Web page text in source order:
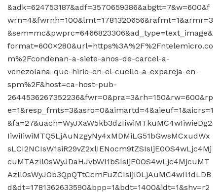
&adk=624753187&adf=3570659386&abgtt=7&w=600&f
wrn=4&fwrnh=100&lmt=1781320656&rafmt=1&armr=3
&sem=mc&pwprc=6466823306&ad_type=text_image&
format=600×280&url=https%3A%2F%2Fntelemicro.co
m%2Fcondenan-a-siete-anos-de-carcel-a-
venezolana-que-hirio-en-el-cuello-a-expareja-en-
spm%2F&host=ca-host-pub-
2644536267352236&fwr=0&pra=3&rh=150&rw=600&rp
e=1&resp_fmts=3&asro=0&aimartd=4&aieuf=1&aicrs=1
&fa=27&uach=WyJXaW5kb3dzIiwiMTkuMC4wIiwieDg2
IiwiIiwiMTQ5LjAuNzgyNy4xMDMiLG51bGwsMCxudWx
sLCI2NCIsW1siR29vZ2xlIENocm9tZSIsIjE0OS4wLjc4Mj
cuMTAzIl0sWyJDaHJvbWl1bSIsIjE0OS4wLjc4MjcuMT
AzIl0sWyJOb3QpQTtCcmFuZCIsIjI0LjAuMC4wIl1dLDB
d&dt=1781362633590&bpp=1&bdt=1400&idt=1&shv=r2